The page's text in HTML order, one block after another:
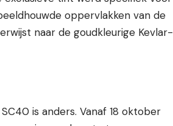
oppervlakken van de
naar de goudkleurige Kevlar-
is anders. Vanaf 18 oktober